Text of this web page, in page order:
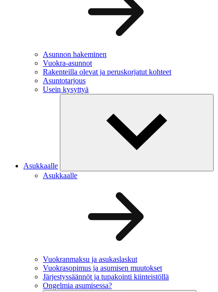
Asunnon hakeminen
Vuokra-asunnot
Rakenteilla olevat ja peruskorjatut kohteet
Asuntotarjous
Usein kysyttyä
Asukkaalle
Asukkaalle
Vuokranmaksu ja asukaslaskut
Vuokrasopimus ja asumisen muutokset
Järjestyssäännöt ja tupakointi kiinteistöllä
Ongelmia asumisessa?